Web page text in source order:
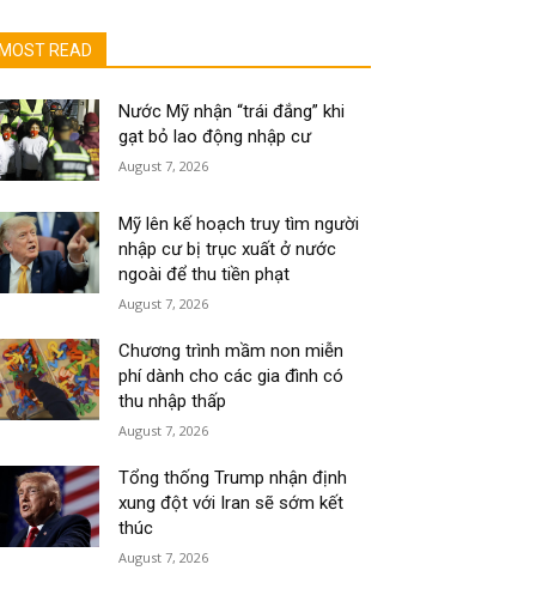
MOST READ
Nước Mỹ nhận “trái đắng” khi
gạt bỏ lao động nhập cư
August 7, 2026
Mỹ lên kế hoạch truy tìm người
nhập cư bị trục xuất ở nước
ngoài để thu tiền phạt
August 7, 2026
Chương trình mầm non miễn
phí dành cho các gia đình có
thu nhập thấp
August 7, 2026
Tổng thống Trump nhận định
xung đột với Iran sẽ sớm kết
thúc
August 7, 2026